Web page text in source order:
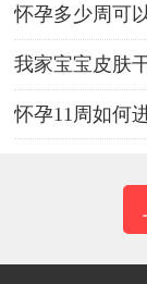
怀孕多少周可
我家宝宝皮肤
怀孕11周如何